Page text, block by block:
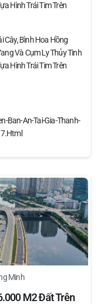
Hình Trái Tim Trên
Cây, Bình Hoa Hồng
Và Cụm Ly Thủy Tinh
Hình Trái Tim Trên
Ban-An-Tai-Gia-Thanh-
Minh
M2 Đất Trên